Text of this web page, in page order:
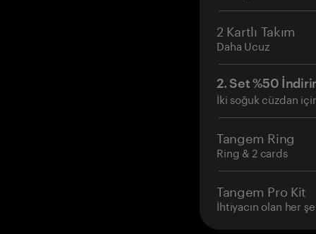
2 Kartlı Takım
Daha Ucuz
2. Set %50
İki soğuk cüzdan
Tangem Ring
Ring & 2 cards
Tangem Pro Kit
İhtiyacın olan her